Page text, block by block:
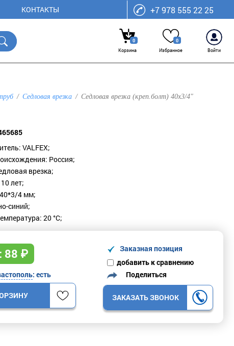
КОНТАКТЫ +7 978 555 22 25
0
Корзина
0
Избранное
Войти
Седловая врезка Седловая врезка (креп.болт) 40х3/4"
VALFEX;
Россия;
врезка;
лет;
4 мм;
синий;
20 °С;
88 ₽
Заказная позиция
добавить к сравнению
: есть Поделиться
ЗАКАЗАТЬ ЗВОНОК